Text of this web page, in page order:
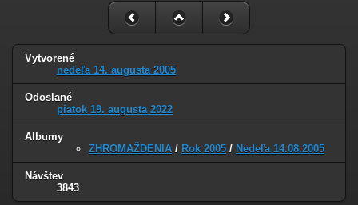
Vytvorené
nedeľa 14. augusta 2005
Odoslané
piatok 19. augusta 2022
Albumy
ZHROMAŽDENIA / Rok 2005 / Nedeľa 14.08.2005
Návštev
3843